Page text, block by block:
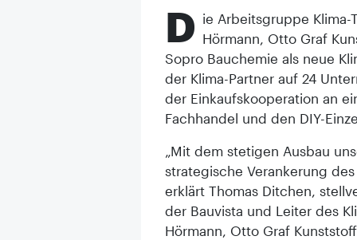
D ie Arbeitsgruppe Klima-
Hörmann, Otto Graf
Sopro Bauchemie als neue
der Klima-Partner auf 24
der Einkaufskooperation an
Fachhandel und den DIY-
„Mit dem stetigen Ausbau
strategische Verankerung
erklärt Thomas Ditchen,
der Bauvista und Leiter des
Hörmann, Otto Graf